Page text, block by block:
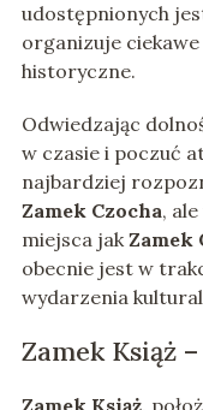
udostępnionych
organizuje
historyczne.
Odwiedzając
w czasie i poczuć
najbardziej
Zamek Czocha,
miejsca jakZamek
obecnie jest w
wydarzenia
Zamek Książ